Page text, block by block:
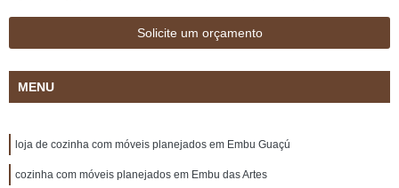
Solicite um orçamento
MENU
loja de cozinha com móveis planejados em Embu Guaçú
cozinha com móveis planejados em Embu das Artes